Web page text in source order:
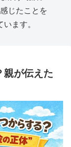
じたことを
ます。
親が伝えた